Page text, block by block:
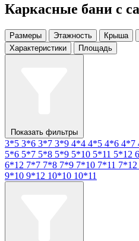
Каркасные бани с
Размеры Этажность Крыша
Характеристики
Площадь
Показать фильтры
3*5 3*6 3*7 3*9 4*4 4*5 4*6 4*7
5*6 5*7 5*8 5*9 5*10 5*11 5*12
6*12 7*7 7*8 7*9 7*10 7*11 7*12
9*10 9*12 10*10 10*11